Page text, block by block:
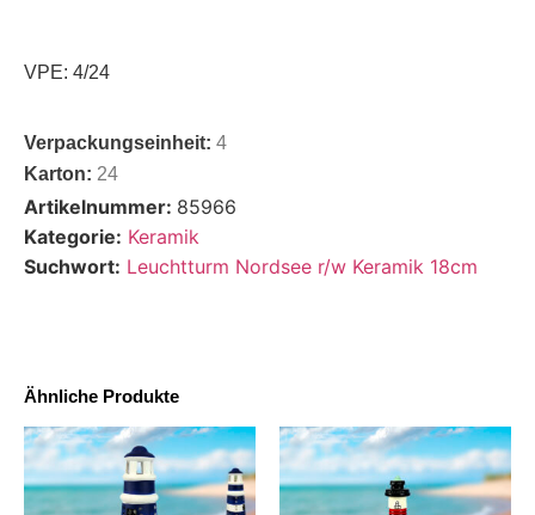
VPE: 4/24
Verpackungseinheit: 4
Karton: 24
Artikelnummer: 85966
Kategorie: Keramik
Suchwort: Leuchtturm Nordsee r/w Keramik 18cm
Ähnliche Produkte